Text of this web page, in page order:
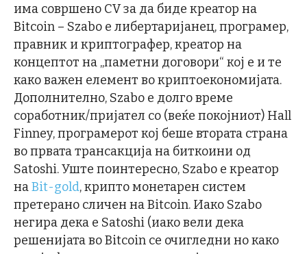
има совршено CV за да биде креатор на
Bitcoin – Szabo е либертаријанец, програмер,
правник и криптографер, креатор на
концептот на „паметни договори“ кој е и те
како важен елемент во криптоекономијата.
Дополнителнo, Szabo е долго време
соработник/пријател со (веќе покојниот) Hall
Finney, програмерот кој беше втората страна
во првата трансакција на биткоини од
Satoshi. Уште поинтересно, Szabo е креатор
наBit-gold, крипто монетарен систем
претерано сличен на Bitcoin. Иако Szabo
негира дека е Satoshi (иако вели дека
решенијата во Bitcoin се очигледни но како